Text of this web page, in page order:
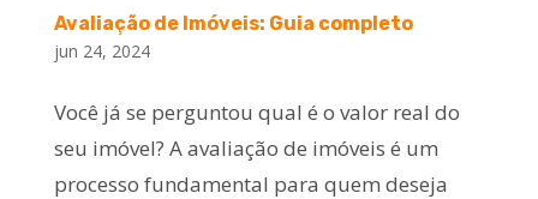
Avaliação de Imóveis: Guia completo
jun 24, 2024
Você já se perguntou qual é o valor real do
seu imóvel? A avaliação de imóveis é um
processo fundamental para quem deseja